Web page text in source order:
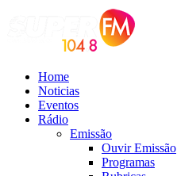
Home
Noticias
Eventos
Rádio
Emissão
Ouvir Emissão
Programas